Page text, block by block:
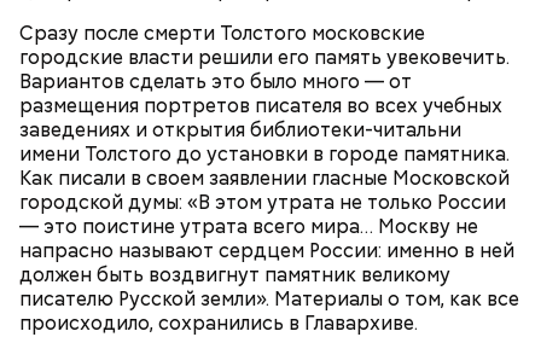
Сразу после смерти Толстого московские
городские власти решили его память увековечить.
Вариантов сделать это было много — от
размещения портретов писателя во всех учебных
заведениях и открытия библиотеки-читальни
имени Толстого до установки в городе памятника.
Как писали в своем заявлении гласные Московской
городской думы: «В этом утрата не только России
— это поистине утрата всего мира… Москву не
напрасно называют сердцем России: именно в ней
должен быть воздвигнут памятник великому
писателю Русской земли». Материалы о том, как все
происходило, сохранились в Главархиве.
— Может пробить заряд на человека. Нужно вести
себя очень осторожно, будто увидели дикого
зверя, затаиться, — добавил академик.
киевским «Динамо» и мадридским «Атлетико»,
который состоялся 3 мая в Киеве. Полк Макеева жил
в палатках в лесу около Варовичей, в 12 километрах
от Припяти. А солдатам очень хотелось увидеть
трансляцию матча. Макеев поехал к секретарю
партийной организации колхоза и попросил
одолжить телевизор.